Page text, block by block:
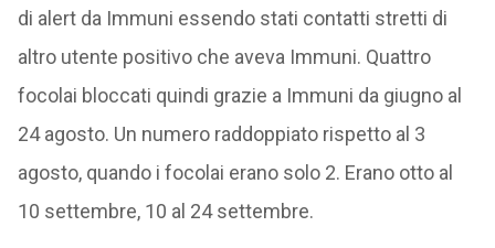
di alert da Immuni essendo stati contatti stretti di
altro utente positivo che aveva Immuni. Quattro
focolai bloccati quindi grazie a Immuni da giugno al
24 agosto. Un numero raddoppiato rispetto al 3
agosto, quando i focolai erano solo 2. Erano otto al
10 settembre, 10 al 24 settembre.